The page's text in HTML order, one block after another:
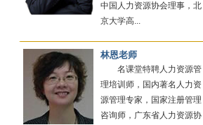
中国人力资源协会理事，北
京大学高...
林恩老师
名课堂特聘人力资源管
理培训师，国内著名人力资
源管理专家，国家注册管理
咨询师，广东省人力资源协